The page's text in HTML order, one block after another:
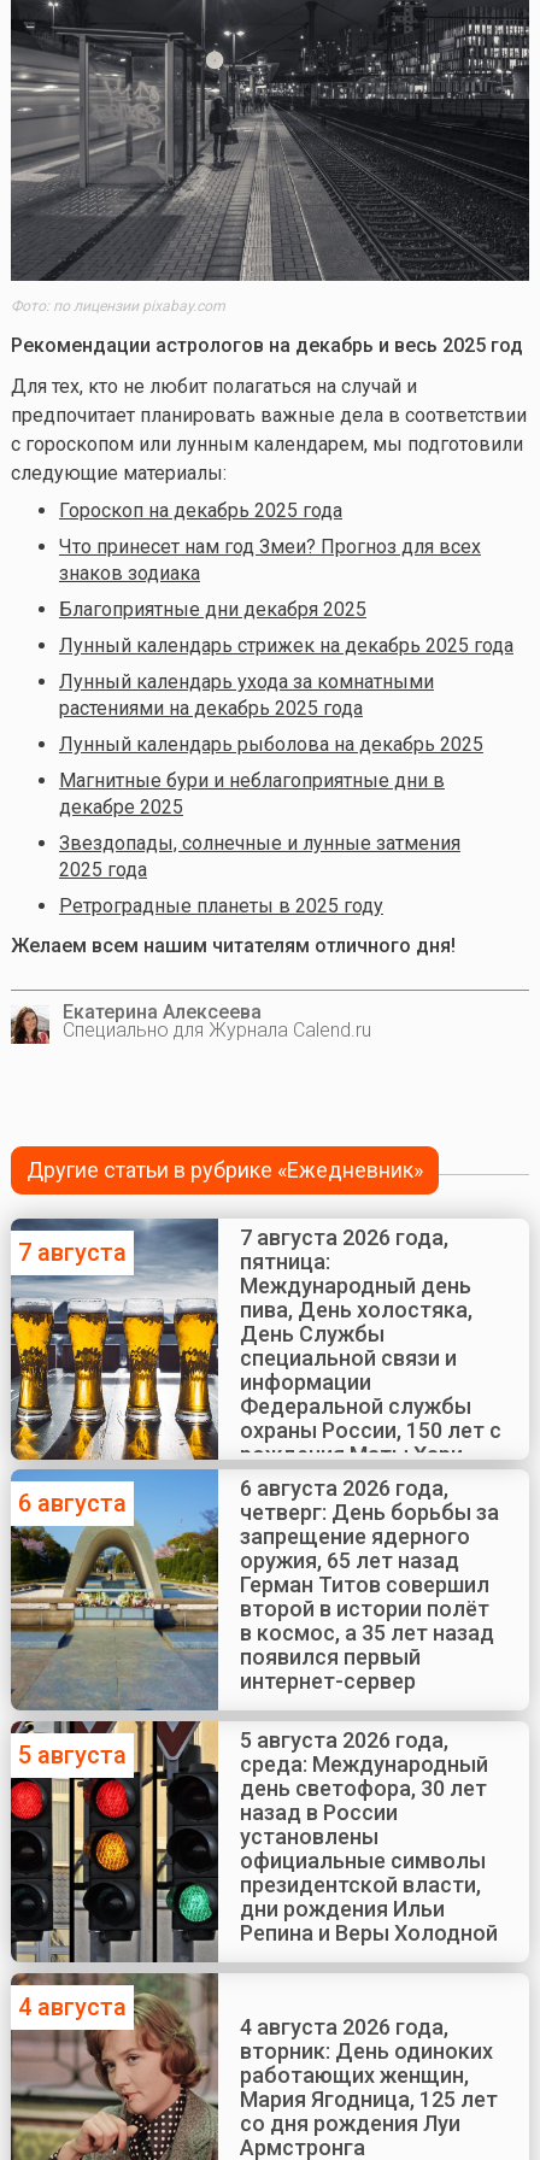
Фото: по лицензии pixabay.com
Рекомендации астрологов на декабрь и весь 2025 год
Для тех, кто не любит полагаться на случай и
предпочитает планировать важные дела в соответствии
с гороскопом или лунным календарем, мы подготовили
следующие материалы:
Гороскоп на декабрь 2025 года
Что принесет нам год Змеи? Прогноз для всех
знаков зодиака
Благоприятные дни декабря 2025
Лунный календарь стрижек на декабрь 2025 года
Лунный календарь ухода за комнатными
растениями на декабрь 2025 года
Лунный календарь рыболова на декабрь 2025
Магнитные бури и неблагоприятные дни в
декабре 2025
Звездопады, солнечные и лунные затмения
2025 года
Ретроградные планеты в 2025 году
Желаем всем нашим читателям отличного дня!
Екатерина Алексеева
Специально для Журнала Calend.ru
Другие статьи в рубрике «Ежедневник»
7 августа
7 августа 2026 года,
пятница:
Международный день
пива, День холостяка,
День Службы
специальной связи и
информации
Федеральной службы
охраны России, 150 лет с
рождения Маты Хари
6 августа
6 августа 2026 года,
четверг: День борьбы за
запрещение ядерного
оружия, 65 лет назад
Герман Титов совершил
второй в истории полёт
в космос, а 35 лет назад
появился первый
интернет-сервер
5 августа
5 августа 2026 года,
среда: Международный
день светофора, 30 лет
назад в России
установлены
официальные символы
президентской власти,
дни рождения Ильи
Репина и Веры Холодной
4 августа
4 августа 2026 года,
вторник: День одиноких
работающих женщин,
Мария Ягодница, 125 лет
со дня рождения Луи
Армстронга